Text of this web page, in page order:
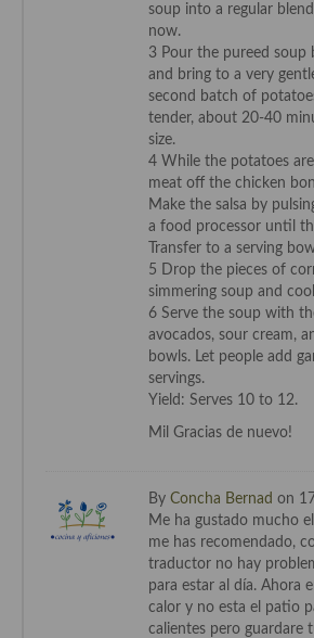
Cocina de Hawái
Cocina de Madagascar
Cocina Sudafrinaca
Cocina del Congo
Cocinas de España
Cocina Asturiana
soup into a regular
now.
3 Pour the pureed soup
and bring to a very
second batch of
tender, about 20-40
size.
4 While the potatoes
meat off the chicken
Make the salsa by
a food processor until
Transfer to a serving
5 Drop the pieces of
simmering soup and
6 Serve the soup with
avocados, sour cream,
bowls. Let people add
servings.
Yield: Serves 10 to 12.
Mil Gracias de nuevo!
By Concha Bernad on
Me ha gustado mucho
me has recomendado,
traductor no hay
para estar al día. Ahora
calor y no esta el patio
calientes pero guardare